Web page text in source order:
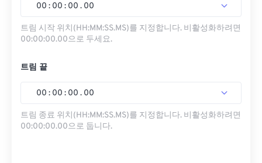
00 : 00 : 00 . 00
트림 시작 위치(HH:MM:SS.MS)를 지정합니다. 비활성화하려면
00:00:00.00으로 두세요.
트림 끝
00 : 00 : 00 . 00
트림 종료 위치(HH:MM:SS.MS)를 지정합니다. 비활성화하려면
00:00:00.00으로 둡니다.